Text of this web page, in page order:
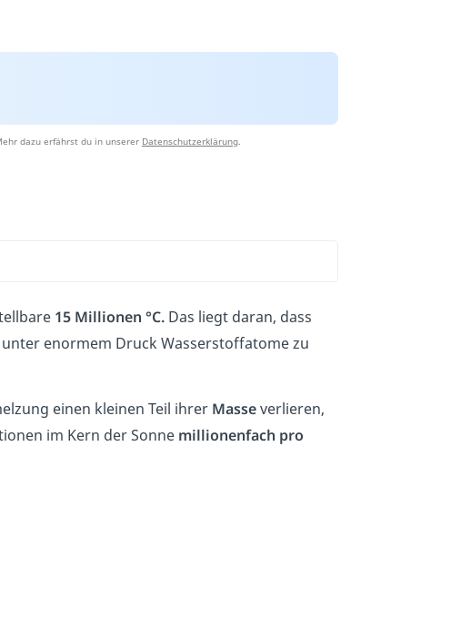
dazu erfährst du in unserer Datenschutzerklärung
15 Millionen °C. Das liegt daran, dass
enormem Druck Wasserstoffatome zu
einen kleinen Teil ihrer Masseverlieren,
im Kern der Sonne millionenfach pro